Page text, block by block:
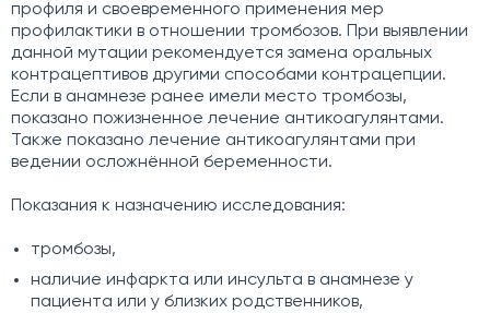
профиля и своевременного применения мер
профилактики в отношении тромбозов. При выявлении
данной мутации рекомендуется замена оральных
контрацептивов другими способами контрацепции.
Если в анамнезе ранее имели место тромбозы,
показано пожизненное лечение антикоагулянтами.
Также показано лечение антикоагулянтами при
ведении осложнённой беременности.
Показания к назначению исследования:
тромбозы,
наличие инфаркта или инсульта в анамнезе у
пациента или у близких родственников,